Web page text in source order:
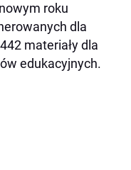
roku
dla
materiały dla
edukacyjnych.